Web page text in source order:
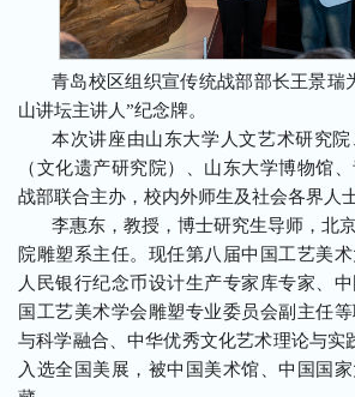
青岛校区组织宣传统战部部长王景瑞
山讲坛主讲人”纪念牌。
本次讲座由山东大学人文艺术研究
（文化遗产研究院）、山东大学博物馆
战部联合主办，校内外师生及社会各界人
李惠东，教授，博士研究生导师，北
院雕塑系主任。现任第八届中国工艺美
人民银行纪念币设计生产专家库专家、
国工艺美术学会雕塑专业委员会副主任
与科学融合、中华优秀文化艺术理论与实
入选全国美展，被中国美术馆、中国国